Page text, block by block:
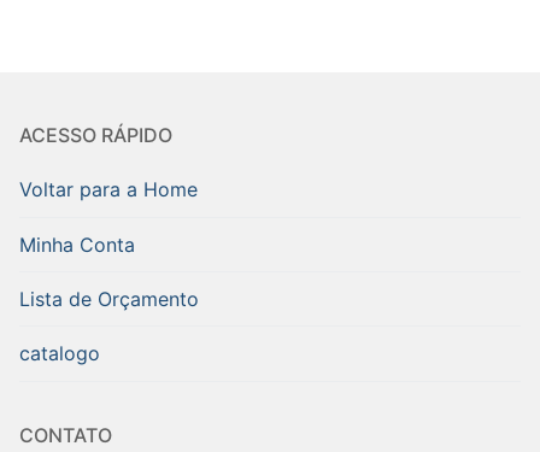
ACESSO RÁPIDO
Voltar para a Home
Minha Conta
Lista de Orçamento
catalogo
CONTATO